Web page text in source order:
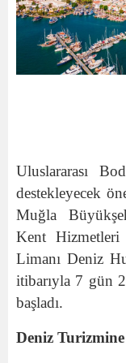
Uluslararası
destekleyecek
Muğla
Kent Hizmetleri
Limanı Deniz
itibarıyla 7 gün
başladı.
Deniz